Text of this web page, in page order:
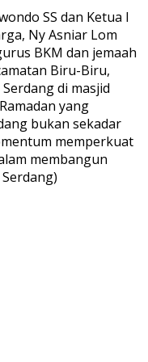
SS dan Ketua I
Ny Asniar Lom
BKM dan jemaah
Biru-Biru,
di masjid
yang
bukan sekadar
memperkuat
membangun